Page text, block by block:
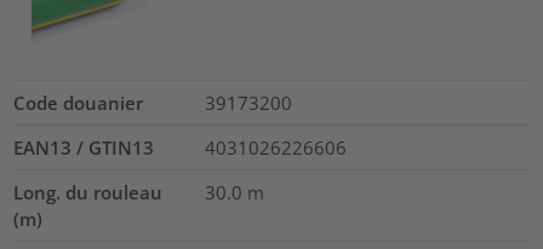
Code douanier
39173200
EAN13 / GTIN13
4031026226606
Long. du rouleau
(m)
30.0 m